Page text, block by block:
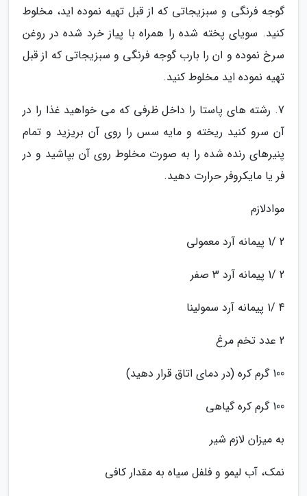
گوجه فرنگی و سبزیجاتی که از قبل تهیه نموده اید، مخلوط
کنید. سویای پخته شده را همراه با پیاز خرد شده در روغن
سرخ نموده و ان را بارب گوجه فرنگی و سبزیجاتی که از قبل
تهیه نموده اید مخلوط کنید.
7. رشته های پاستا را داخل ظرفی که می خواهید غذا را در
آن سرو کنید ریخته و مایه سس را روی آن بریزید و تمام
پنیرهای رنده شده را به صورت مخلوط روی آن بپاشید و در
فر یا مایکروفر حرارت دهید.
موادلازم
2 /1 پیمانه آرد معمولی
2 /1 پیمانه آرد 3 صفر
4 /1 پیمانه آرد سمولینا
2 عدد تخم مرغ
100 گرم کره (در دمای اتاق قرار دهید)
100 گرم کره گیاهی
به میزان لازم شیر
نمک، آب لیمو و فلفل سیاه به مقدار کافی